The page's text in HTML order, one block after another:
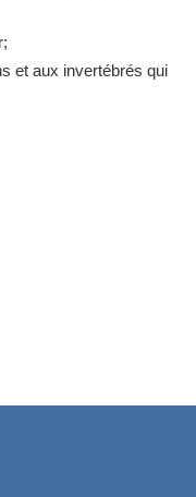
et aux invertébrés qui